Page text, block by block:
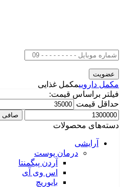
مکمل داروییمکمل غذایی
فیلتر براساس قیمت:
حداقل قیمت
صافی
دسته‌های محصولات
آرایشی
درمان پوست
آردن پیگمنتا
اس وی آی
بایوریچ